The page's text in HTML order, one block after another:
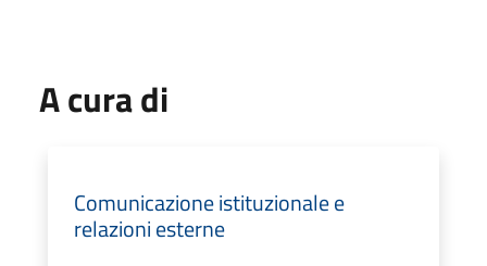
A cura di
Comunicazione istituzionale e
relazioni esterne